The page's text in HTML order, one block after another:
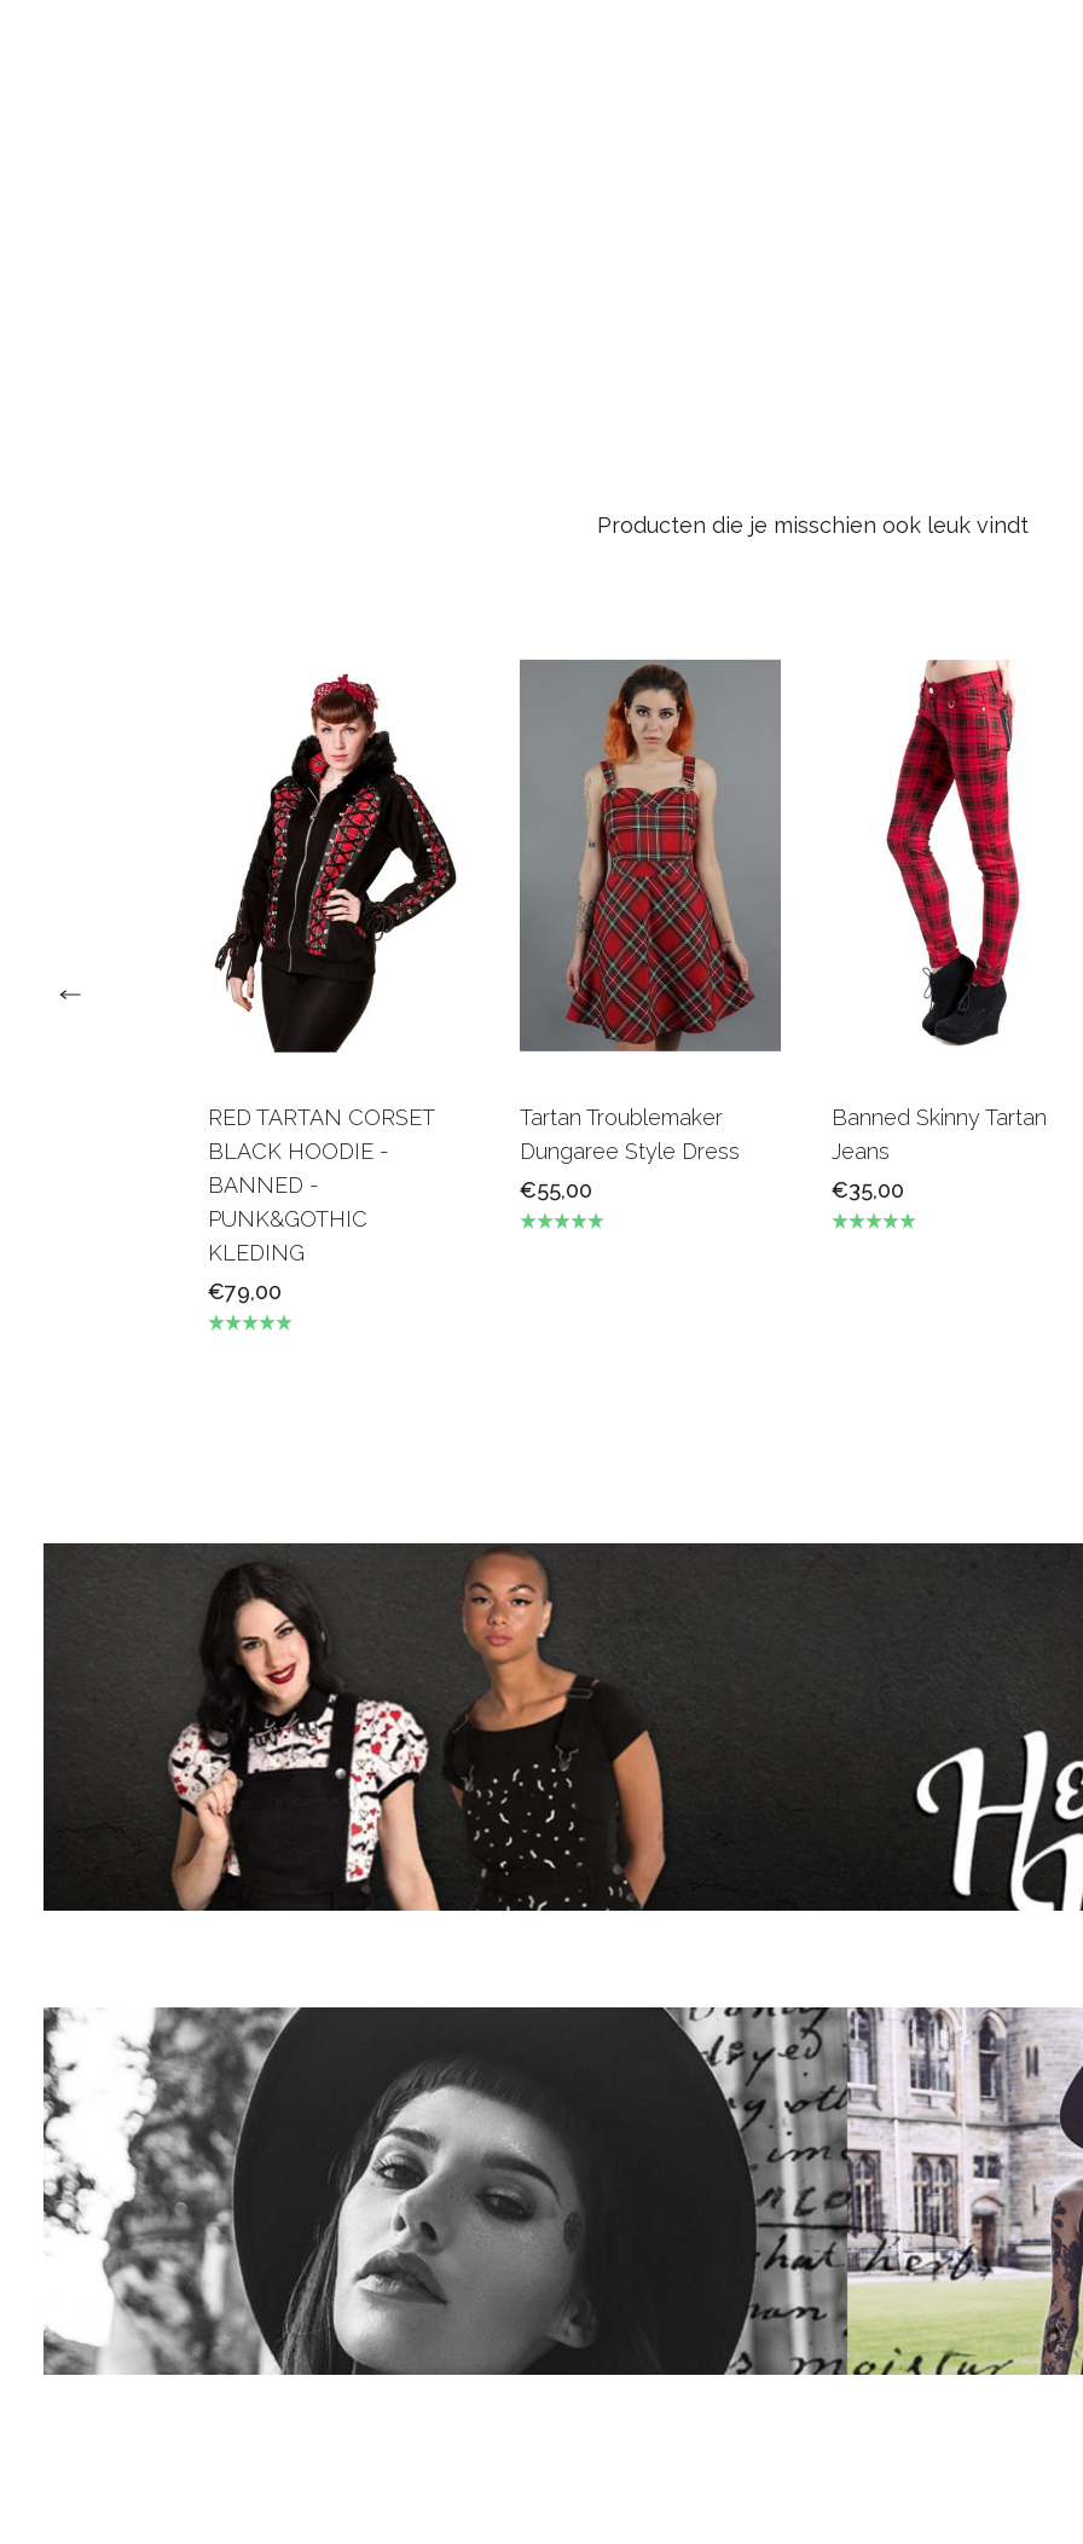
Producten die je misschien ook leuk vindt
RED TARTAN CORSET
BLACK HOODIE -
BANNED -
PUNK&GOTHIC
KLEDING
€79,00
Tartan Troublemaker
Dungaree Style Dress
€55,00
Banned Skinny Tartan
Jeans
€35,00